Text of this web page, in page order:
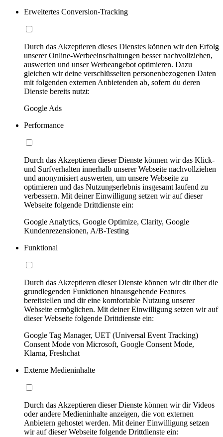
Erweitertes Conversion-Tracking
Durch das Akzeptieren dieses Dienstes können wir den Erfolg
unserer Online-Werbeeinschaltungen besser nachvollziehen,
auswerten und unser Werbeangebot optimieren. Dazu
gleichen wir deine verschlüsselten personenbezogenen Daten
mit folgenden externen Anbietenden ab, sofern du deren
Dienste bereits nutzt:
Google Ads
Performance
Durch das Akzeptieren dieser Dienste können wir das Klick-
und Surfverhalten innerhalb unserer Webseite nachvollziehen
und anonymisiert auswerten, um unsere Webseite zu
optimieren und das Nutzungserlebnis insgesamt laufend zu
verbessern. Mit deiner Einwilligung setzen wir auf dieser
Webseite folgende Drittdienste ein:
Google Analytics, Google Optimize, Clarity, Google
Kundenrezensionen, A/B-Testing
Funktional
Durch das Akzeptieren dieser Dienste können wir dir über die
grundlegenden Funktionen hinausgehende Features
bereitstellen und dir eine komfortable Nutzung unserer
Webseite ermöglichen. Mit deiner Einwilligung setzen wir auf
dieser Webseite folgende Drittdienste ein:
Google Tag Manager, UET (Universal Event Tracking)
Consent Mode von Microsoft, Google Consent Mode,
Klarna, Freshchat
Externe Medieninhalte
Durch das Akzeptieren dieser Dienste können wir dir Videos
oder andere Medieninhalte anzeigen, die von externen
Anbietern gehostet werden. Mit deiner Einwilligung setzen
wir auf dieser Webseite folgende Drittdienste ein: